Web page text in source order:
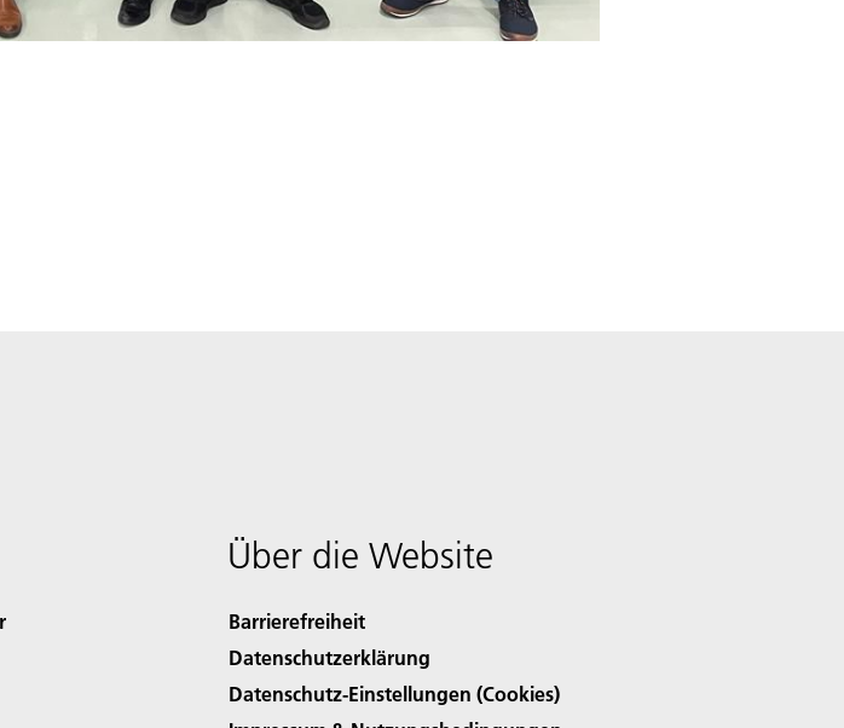
Über die Website
Barrierefreiheit
Datenschutzerklärung
Datenschutz-Einstellungen (Cookies)